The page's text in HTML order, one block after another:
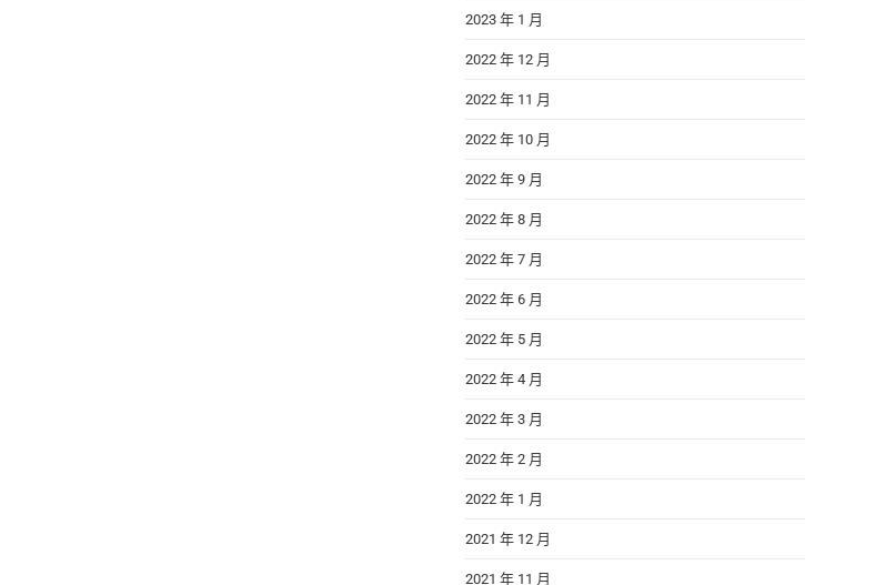
2023 年 1 月
2022 年 12 月
2022 年 11 月
2022 年 10 月
2022 年 9 月
2022 年 8 月
2022 年 7 月
2022 年 6 月
2022 年 5 月
2022 年 4 月
2022 年 3 月
2022 年 2 月
2022 年 1 月
2021 年 12 月
2021 年 11 月